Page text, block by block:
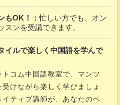
もOK！：忙しい方でも、オン
スンを受講できます。
イルで楽しく中国語を学んで
コム中国語教室で、マンツ
けながら楽しく学びましょ
イティブ講師が、あなたのペ